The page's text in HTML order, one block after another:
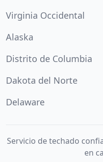
Virginia Occidental
Alaska
Distrito de Columbia
Dakota del Norte
Delaware
Servicio de techado
en